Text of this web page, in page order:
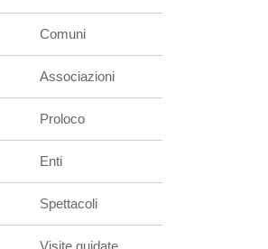
Comuni
Associazioni
Proloco
Enti
Spettacoli
Visite guidate